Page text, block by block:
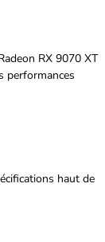
RX 9070 XT
performances
haut de